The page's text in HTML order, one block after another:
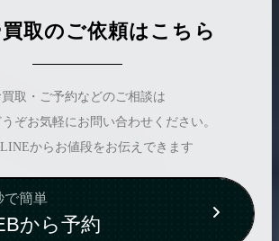
取のご依頼はこちら
買取・ご予約などのご相談は
ぞお気軽にお問い合わせください。
からお値段をお伝えできます
で簡単
から予約